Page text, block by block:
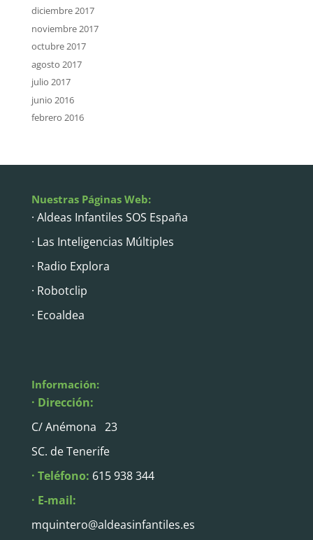
diciembre 2017
noviembre 2017
octubre 2017
agosto 2017
julio 2017
junio 2016
febrero 2016
Nuestras Páginas Web:
· Aldeas Infantiles SOS España
· Las Inteligencias Múltiples
· Radio Explora
· Robotclip
· Ecoaldea
Información:
· Dirección:
C/ Anémona 23
SC. de Tenerife
· Teléfono: 615 938 344
· E-mail:
mquintero@aldeasinfantiles.es